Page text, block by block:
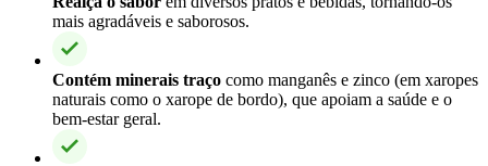
mais agradáveis e saborosos.
Contém minerais traço como manganês e zinco (em xaropes
naturais como o xarope de bordo), que apoiam a saúde e o
bem-estar geral.